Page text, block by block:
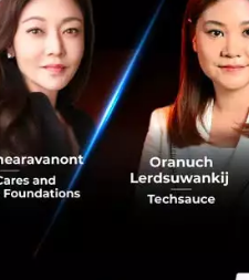
ทำให้ผู้ใช้งานจะควบคุมอุปกร
Synchron มีความพยายามอย่
งานอุปกรณ์นี้ได้
ปัจจุบันอุปกรณ์ BCI ของ
1.7ล้าน-3.5 ล้านบาท ซึ่งเทีย
หรือประสาทหูเทียม
อย่างไรก็อุปกรณ์เชื่อมต่อสม